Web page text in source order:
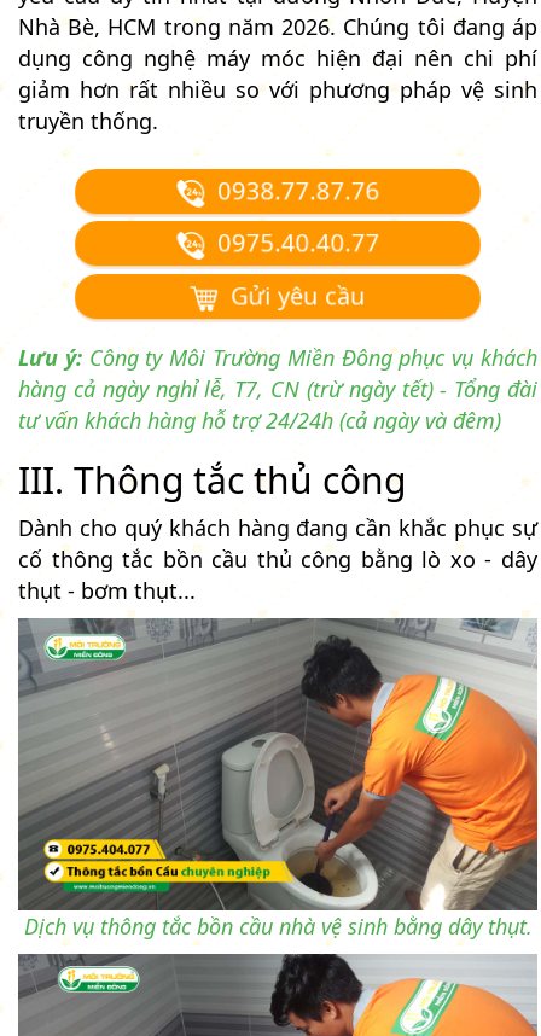
Nhà Bè, HCM trong năm 2026. Chúng tôi đang áp
dụng công nghệ máy móc hiện đại nên chi phí
giảm hơn rất nhiều so với phương pháp vệ sinh
truyền thống.
0938.77.87.76
0975.40.40.77
Gửi yêu cầu
Lưu ý:Công ty Môi Trường Miền Đông phục vụ khách
hàng cả ngày nghỉ lễ, T7, CN (trừ ngày tết) - Tổng đài
tư vấn khách hàng hỗ trợ 24/24h (cả ngày và đêm)
III. Thông tắc thủ công
Dành cho quý khách hàng đang cần khắc phục sự
cố thông tắc bồn cầu thủ công bằng lò xo - dây
thụt - bơm thụt...
Dịch vụ thông tắc bồn cầu nhà vệ sinh bằng dây thụt.